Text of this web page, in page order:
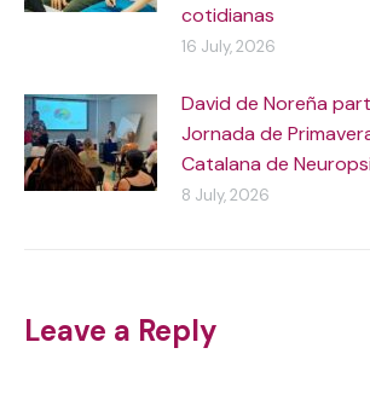
cotidianas
16 July, 2026
David de Noreña
Jornada de
Catalana de
8 July, 2026
Leave a Reply